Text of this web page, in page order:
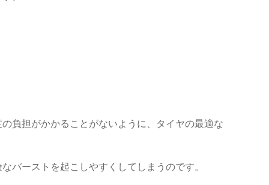
負担がかかることがないように、タイヤの最適な
バーストを起こしやすくしてしまうのです。